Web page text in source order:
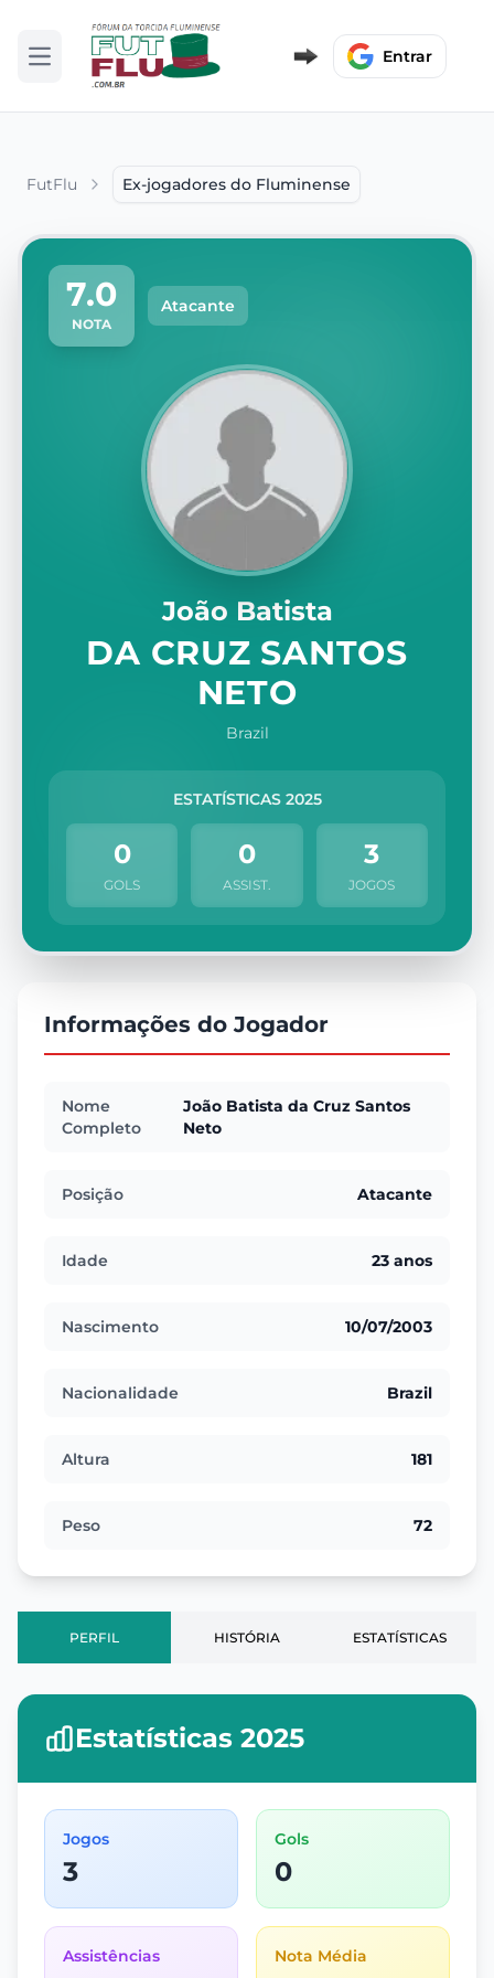
Abrir menu Entrar
FutFlu Ex-jogadores do Fluminense
7.0
NOTA
Atacante
João Batista
DA CRUZ SANTOS
NETO
Brazil
ESTATÍSTICAS 2025
0
GOLS
0
ASSIST.
3
JOGOS
Informações do Jogador
Nome
Completo
João Batista da Cruz Santos
Neto
Posição Atacante
Idade 23 anos
Nascimento 10/07/2003
Nacionalidade Brazil
Altura 181
Peso 72
PERFIL HISTÓRIA ESTATÍSTICAS
Estatísticas 2025
Jogos
3
Gols
0
Assistências Nota Média